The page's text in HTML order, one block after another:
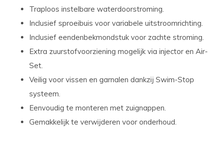
Traploos instelbare waterdoorstroming.
Inclusief sproeibuis voor variabele uitstroomrichting.
Inclusief eendenbekmondstuk voor zachte stroming.
Extra zuurstofvoorziening mogelijk via injector en Air-
Set.
Veilig voor vissen en garnalen dankzij Swim-Stop
systeem.
Eenvoudig te monteren met zuignappen.
Gemakkelijk te verwijderen voor onderhoud.